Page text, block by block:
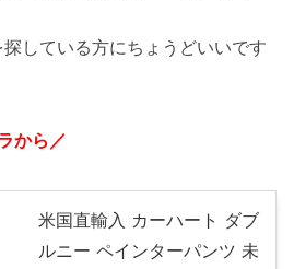
している方にちょうどいいです
から／
米国直輸入 カーハート ダブ
ルニー ペインターパンツ 未